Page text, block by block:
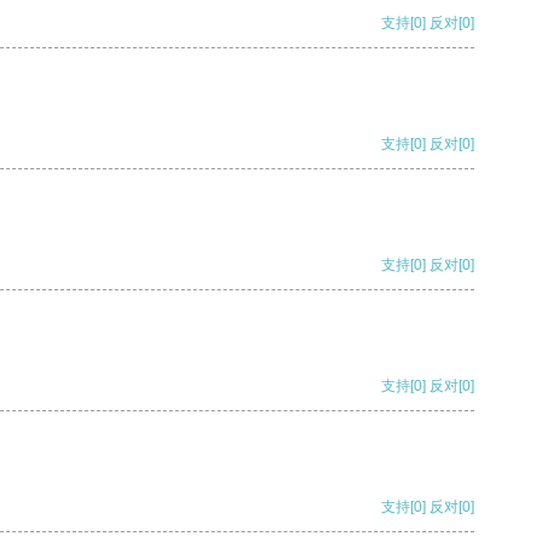
支持[0] 反对[0]
支持[0] 反对[0]
支持[0] 反对[0]
支持[0] 反对[0]
支持[0] 反对[0]